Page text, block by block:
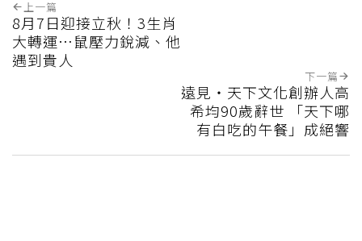
上一篇
8月7日迎接立秋！3生肖
大轉運…鼠壓力銳減、他
遇到貴人
下一篇
遠見‧天下文化創辦人高
希均90歲辭世 「天下哪
有白吃的午餐」成絕響